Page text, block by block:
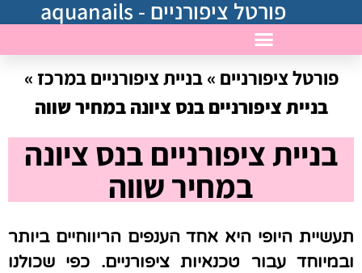
פורטל ציפורניים - aquanails
פורטל ציפורניים »בניית ציפורניים במרכז »
בניית ציפורניים בנס ציונה במחיר שווה
בניית ציפורניים בנס ציונה
במחיר שווה
תעשיית היופי היא אחד הענפים הריווחיים ביותר
ובמיוחד עבור טכנאיות ציפורניים. כפי שכולנו